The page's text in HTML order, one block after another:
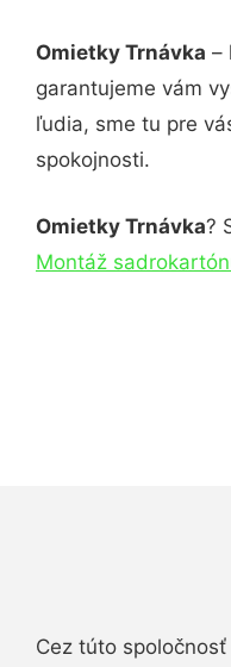
Omietky Trnávka –
garantujeme vám
ľudia, sme tu pre
spokojnosti.
Omietky Trnávka?
Montáž
Cez túto